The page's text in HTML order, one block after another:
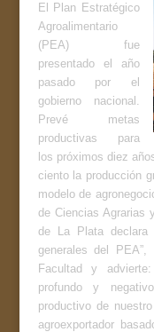
El Plan Estratégico
Agroalimentario
(PEA) fue
presentado el año
pasado por el
gobierno nacional.
Prevé metas
productivas para
los próximos diez
ciento la producción
modelo de
de Ciencias Agrarias
de La Plata declara
generales del
Facultad y
profundo y
productivo de
agroexportador